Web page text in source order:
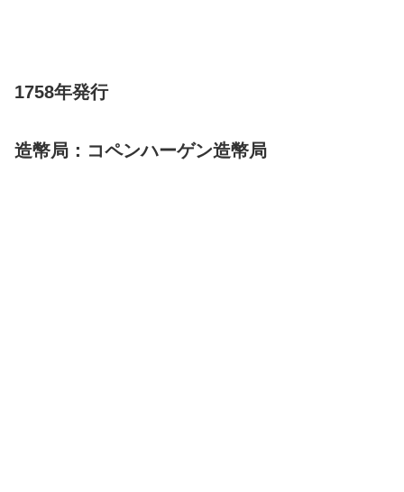
1758年発行
造幣局：コペンハーゲン造幣局